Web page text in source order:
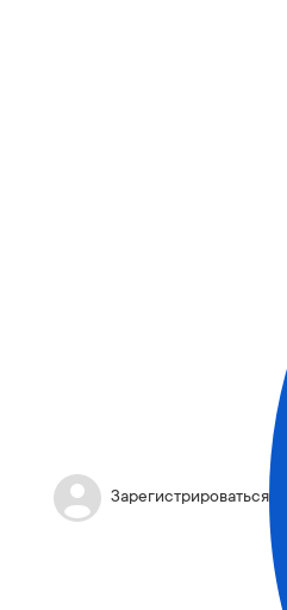
Зарегистрироваться